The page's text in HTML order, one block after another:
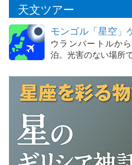
天文ツアー
モンゴル「星空」
ウランバートルか
泊。光害のない場所